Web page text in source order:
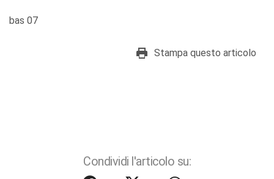
bas 07
Stampa questo articolo
Condividi l'articolo su: